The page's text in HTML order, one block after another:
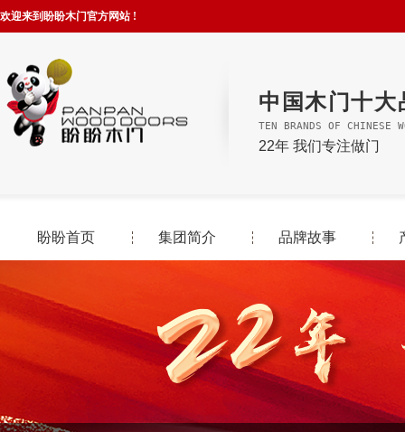
欢迎来到盼盼木门官方网站 !
中国木门十大
TEN BRANDS OF CHINESE
22年 我们专注做门
盼盼首页 集团简介 品牌故事